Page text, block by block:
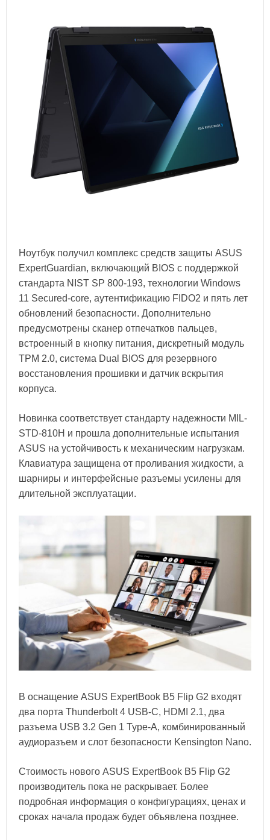
Ноутбук получил комплекс средств защиты ASUS
ExpertGuardian, включающий BIOS с поддержкой
стандарта NIST SP 800-193, технологии Windows
11 Secured-core, аутентификацию FIDO2 и пять лет
обновлений безопасности. Дополнительно
предусмотрены сканер отпечатков пальцев,
встроенный в кнопку питания, дискретный модуль
TPM 2.0, система Dual BIOS для резервного
восстановления прошивки и датчик вскрытия
корпуса.
Новинка соответствует стандарту надежности MIL-
STD-810H и прошла дополнительные испытания
ASUS на устойчивость к механическим нагрузкам.
Клавиатура защищена от проливания жидкости, а
шарниры и интерфейсные разъемы усилены для
длительной эксплуатации.
В оснащение ASUS ExpertBook B5 Flip G2 входят
два порта Thunderbolt 4 USB-C, HDMI 2.1, два
разъема USB 3.2 Gen 1 Type-A, комбинированный
аудиоразъем и слот безопасности Kensington Nano.
Стоимость нового ASUS ExpertBook B5 Flip G2
производитель пока не раскрывает. Более
подробная информация о конфигурациях, ценах и
сроках начала продаж будет объявлена позднее.